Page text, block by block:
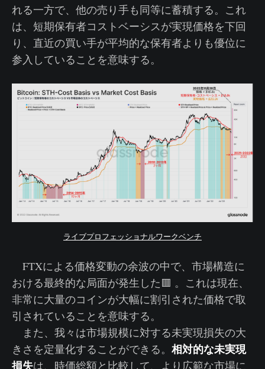
れる一方で、他の売り手も同等に蓄積する。これ
は、短期保有者コストベーシスが実現価格を下回
り、直近の買い手が平均的な保有者よりも優位に
参入していることを意味する。
ライブプロフェッショナルワークベンチ
FTXによる価格変動の余波の中で、市場構造に
おける最終的な局面が発生した🟥 。これは現在、
非常に大量のコインが大幅に割引された価格で取
引されていることを意味する。
また、我々は市場規模に対する未実現損失の大
きさを定量化することができる。 相対的な未実現
損失は、時価総額と比較して、より広範な市場に